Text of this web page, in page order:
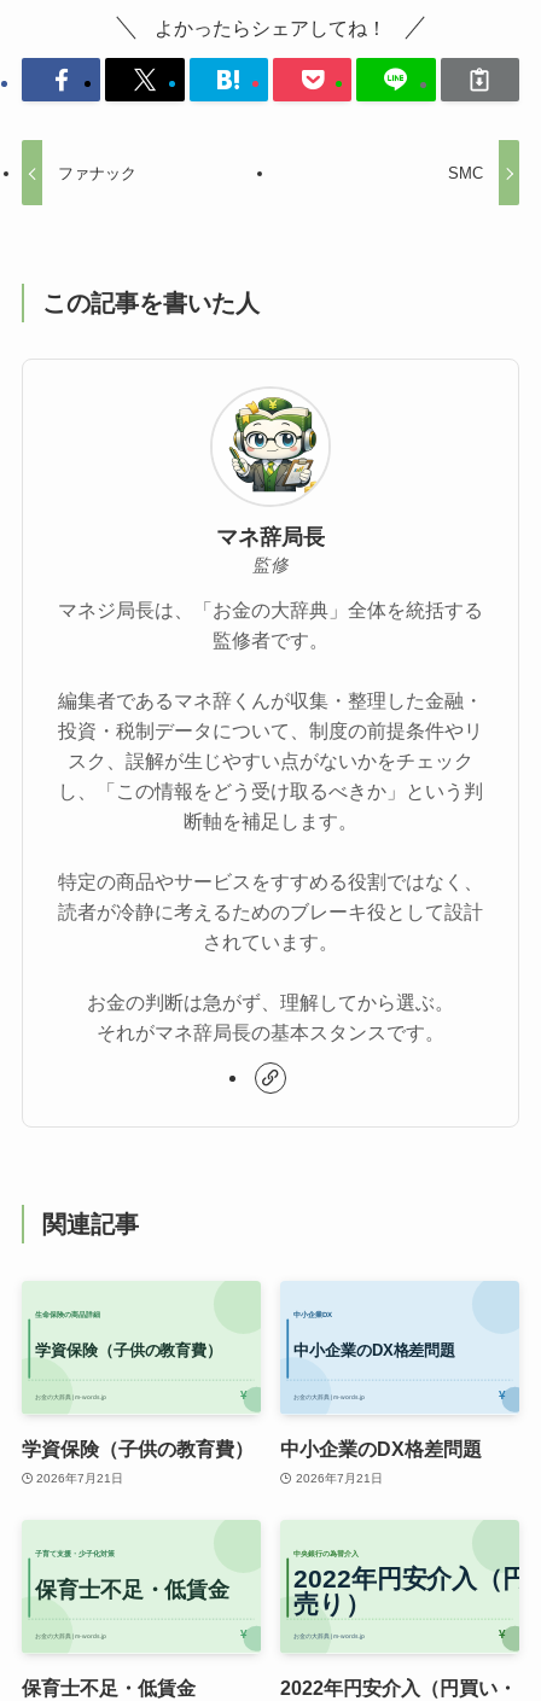
よかったらシェアしてね！
ファナック SMC
この記事を書いた人
マネ辞局長
監修
マネジ局長は、「お金の大辞典」全体を統括する
監修者です。
編集者であるマネ辞くんが収集・整理した金融・
投資・税制データについて、制度の前提条件やリ
スク、誤解が生じやすい点がないかをチェック
し、「この情報をどう受け取るべきか」という判
断軸を補足します。
特定の商品やサービスをすすめる役割ではなく、
読者が冷静に考えるためのブレーキ役として設計
されています。
お金の判断は急がず、理解してから選ぶ。
それがマネ辞局長の基本スタンスです。
関連記事
学資保険（子供の教育費）
2026年7月21日
中小企業のDX格差問題
2026年7月21日
保育士不足・低賃金
2022年円安介入（円買い・